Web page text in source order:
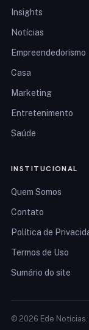
Insights
Notícias
Empreendedorismo
Casa
Marketing
Entretenimento
Saúde
INSTITUCIONAL
Quem Somos
Contato
Política de
Termos de Uso
Sumário do site
© 2026 Ede